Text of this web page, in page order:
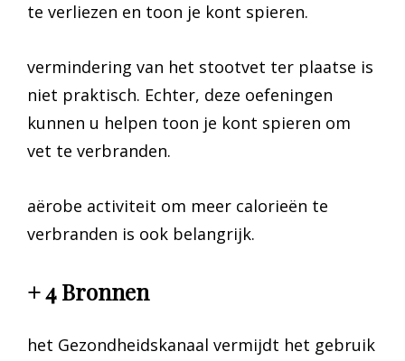
te verliezen en toon je kont spieren.
vermindering van het stootvet ter plaatse is
niet praktisch. Echter, deze oefeningen
kunnen u helpen toon je kont spieren om
vet te verbranden.
aërobe activiteit om meer calorieën te
verbranden is ook belangrijk.
+ 4 Bronnen
het Gezondheidskanaal vermijdt het gebruik